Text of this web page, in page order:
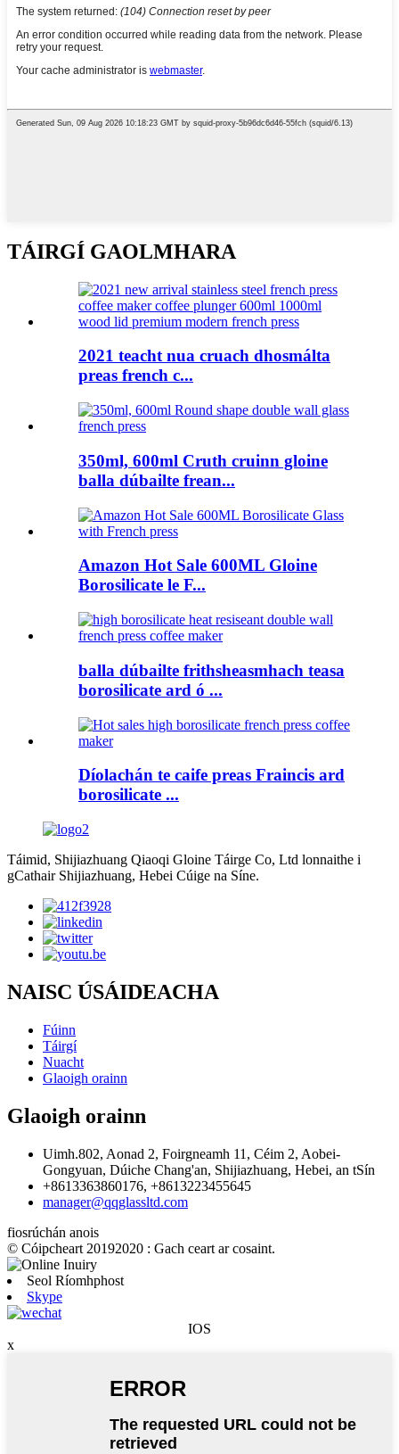
TÁIRGÍ GAOLMHARA
2021 teacht nua cruach dhosmálta
preas french c...
350ml, 600ml Cruth cruinn gloine
balla dúbailte frean...
Amazon Hot Sale 600ML Gloine
Borosilicate le F...
balla dúbailte frithsheasmhach teasa
borosilicate ard ó ...
Díolachán te caife preas Fraincis ard
borosilicate ...
Táimid, Shijiazhuang Qiaoqi Gloine Táirge Co, Ltd lonnaithe i
gCathair Shijiazhuang, Hebei Cúige na Síne.
NAISC ÚSÁIDEACHA
Fúinn
Táirgí
Nuacht
Glaoigh orainn
Glaoigh orainn
Uimh.802, Aonad 2, Foirgneamh 11, Céim 2, Aobei-
Gongyuan, Dúiche Chang'an, Shijiazhuang, Hebei, an tSín
+8613363860176, +8613223455645
manager@qqglassltd.com
fiosrúchán anois
© Cóipcheart 20192020 : Gach ceart ar cosaint.
Seol Ríomhphost
Skype
IOS
x